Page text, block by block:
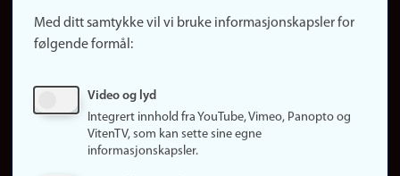
Finn studier
Ledige stillinger
Med ditt samtykke vil vi bruke informasjonskapsler for
følgende formål:
Video og lyd
Integrert innhold fra YouTube, Vimeo, Panopto og
VitenTV, som kan sette sine egne
informasjonskapsler.